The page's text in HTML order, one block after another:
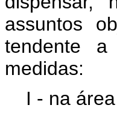
assuntos
tendente
medidas:
I - na